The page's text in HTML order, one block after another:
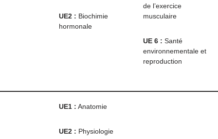
UE2 : Biochimie
hormonale
de l’exercice
musculaire
UE 6 : Santé
environnementale et
reproduction
UE1 : Anatomie
UE2 : Physiologie